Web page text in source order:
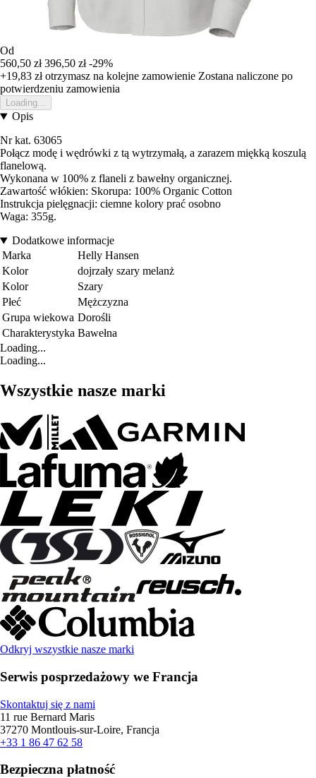
Od
560,50 zł 396,50 zł -29%
+19,83 złotrzymasz na kolejne zamowienie Zostana naliczone po
potwierdzeniu zamowienia
Loading...
Opis
Nr kat. 63065
Połącz modę i wędrówki z tą wytrzymałą, a zarazem miękką koszulą
flanelową.
Wykonana w 100% z flaneli z bawełny organicznej.
Zawartość włókien: Skorupa: 100% Organic Cotton
Instrukcja pielęgnacji: ciemne kolory prać osobno
Waga: 355g.
Dodatkowe informacje
Marka
Helly Hansen
Kolor
dojrzały szary melanż
Kolor
Szary
Płeć
Mężczyzna
Grupa wiekowa Dorośli
Charakterystyka Bawełna
Loading...
Loading...
Wszystkie nasze marki
Odkryj wszystkie nasze marki
Serwis posprzedażowy we Francja
Skontaktuj się z nami
11 rue Bernard Maris
37270 Montlouis-sur-Loire, Francja
+33 1 86 47 62 58
Bezpieczna płatność